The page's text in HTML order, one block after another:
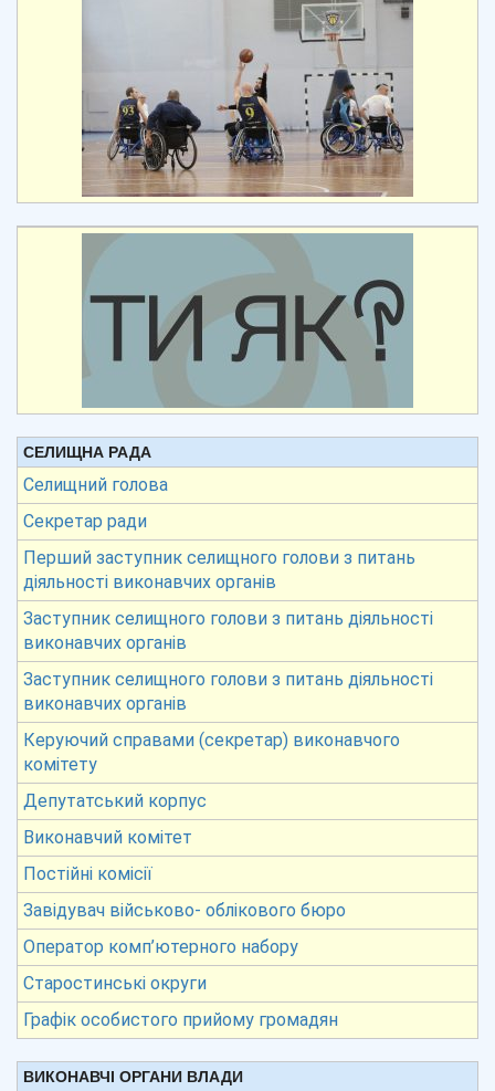
СЕЛИЩНА РАДА
Селищний голова
Секретар ради
Перший заступник селищного голови з питань
діяльності виконавчих органів
Заступник селищного голови з питань діяльності
виконавчих органів
Заступник селищного голови з питань діяльності
виконавчих органів
Керуючий справами (секретар) виконавчого
комітету
Депутатський корпус
Виконавчий комітет
Постійні комісії
Завідувач військово- облікового бюро
Оператор комп’ютерного набору
Старостинські округи
Графік особистого прийому громадян
ВИКОНАВЧІ ОРГАНИ ВЛАДИ